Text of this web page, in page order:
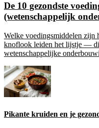
De 10 gezondste
(wetenschappelijk
Welke voedingsmiddelen zijn
knoflook leiden het lijstje —
wetenschappelijke
Pikante kruiden en je